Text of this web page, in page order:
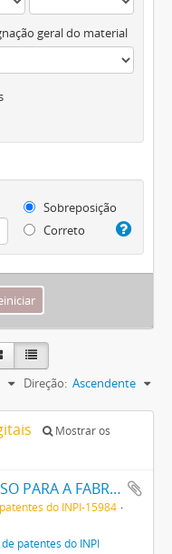
geral do material
Sobreposição
Correto
Direção: Ascendente
Mostrar os
UM NOVO PROCESSO PARA A FABRICAÇÃO DE TINTAS EM PÓ POR MEIO DA PRECIPITAÇÃO E FIXAÇÃO DE TINTAS ANILINAS SOBRE CORPOS MINERAES
do INPI-15984
patentes do INPI